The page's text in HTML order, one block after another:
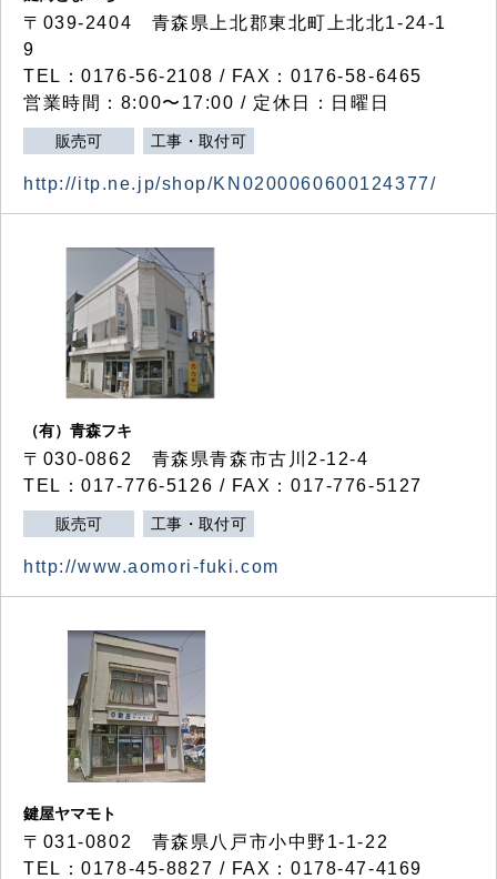
〒039-2404 青森県上北郡東北町上北北1-24-1
9
TEL：0176-56-2108 / FAX：0176-58-6465
営業時間：8:00〜17:00 / 定休日：日曜日
販売可 工事・取付可
http://itp.ne.jp/shop/KN0200060600124377/
（有）青森フキ
〒030-0862 青森県青森市古川2-12-4
TEL：017-776-5126 / FAX：017-776-5127
販売可 工事・取付可
http://www.aomori-fuki.com
鍵屋ヤマモト
〒031-0802 青森県八戸市小中野1-1-22
TEL：0178-45-8827 / FAX：0178-47-4169